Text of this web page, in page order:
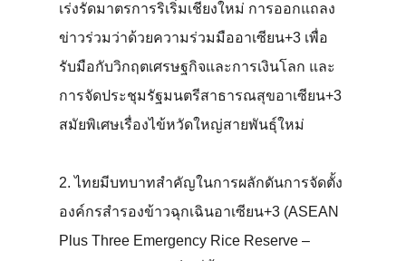
เร่งรัดมาตรการริเริ่มเชียงใหม่ การออกแถลง
ข่าวร่วมว่าด้วยความร่วมมืออาเซียน+3 เพื่อ
รับมือกับวิกฤตเศรษฐกิจและการเงินโลก และ
การจัดประชุมรัฐมนตรีสาธารณสุขอาเซียน+3
สมัยพิเศษเรื่องไข้หวัดใหญ่สายพันธุ์ใหม่
2. ไทยมีบทบาทสำคัญในการผลักดันการจัดตั้ง
องค์กรสำรองข้าวฉุกเฉินอาเซียน+3 (ASEAN
Plus Three Emergency Rice Reserve –